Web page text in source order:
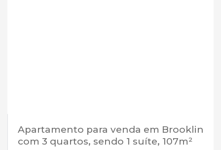
Apartamento para venda em Brooklin
com 3 quartos, sendo 1 suíte, 107m²